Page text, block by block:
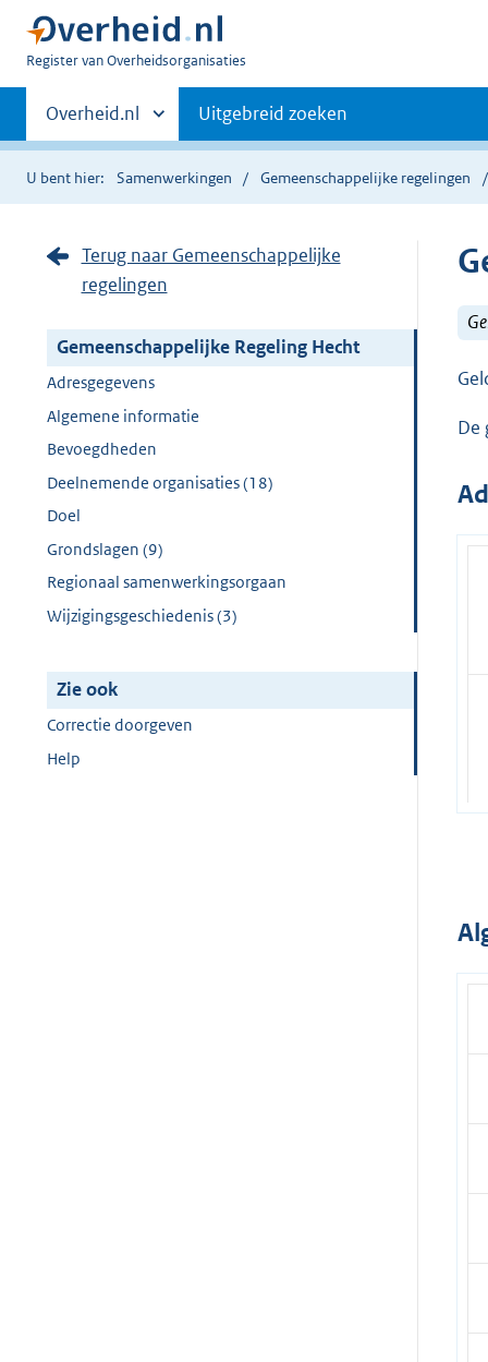
U
Register van Overheidsorganisaties
Primaire
navigatie
Andere
sites
binnen
Overheid.nl Uitgebreid zoeken
U bent hier: Samenwerkingen Gemeenschappelijke regelingen
Terug naar Gemeenschappelijke
regelingen
Gemeenschappelijke Regeling Hecht
Adresgegevens
Algemene informatie
Bevoegdheden
Deelnemende organisaties (18)
Doel
Grondslagen (9)
Regionaal samenwerkingsorgaan
Wijzigingsgeschiedenis (3)
Zie ook
Correctie doorgeven
Help
De